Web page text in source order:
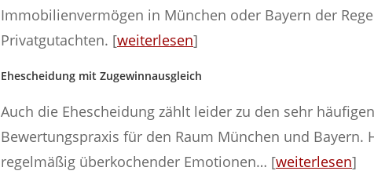
Immobilienvermögen in München oder Bayern der
Privatgutachten. [weiterlesen]
Ehescheidung mit Zugewinnausgleich
Auch die Ehescheidung zählt leider zu den sehr
Bewertungspraxis für den Raum München und Bayern.
regelmäßig überkochender Emotionen… [weiterlesen]